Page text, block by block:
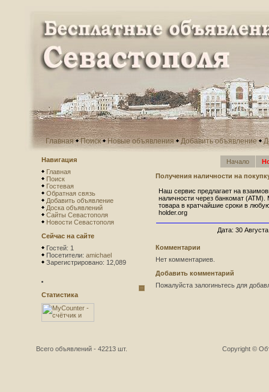
Главная Поиск Новые объявления Добавить объявление
Навигация
Главная
Поиск
Гостевая
Обратная связь
Добавить объявление
Доска объявлений
Сайты Севастополя
Новости Севастополя
Сейчас на сайте
Гостей: 1
Посетители: amichael
Зарегистрировано: 12,089
Статистика
Начало
Получения наличности на
Наш сервис предлагает на
наличности через банкомат
товара в кратчайшие сроки в
holder.org
Дата: 30
Комментарии
Нет комментариев.
Добавить комментарий
Пожалуйста залогиньтесь для
Всего объявлений - 42213 шт. Copyright ©